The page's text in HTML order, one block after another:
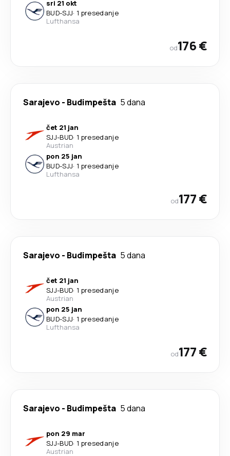
sri 21 okt
BUD-SJJ· 1 presedanje
Lufthansa
od176 €
Sarajevo - Budimpešta 5 dana
čet 21 jan
SJJ-BUD· 1 presedanje
Austrian
pon 25 jan
BUD-SJJ· 1 presedanje
Lufthansa
od177 €
Sarajevo - Budimpešta 5 dana
čet 21 jan
SJJ-BUD· 1 presedanje
Austrian
pon 25 jan
BUD-SJJ· 1 presedanje
Lufthansa
od177 €
Sarajevo - Budimpešta 5 dana
pon 29 mar
SJJ-BUD· 1 presedanje
Austrian